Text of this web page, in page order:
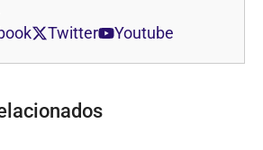
Twitter Youtube